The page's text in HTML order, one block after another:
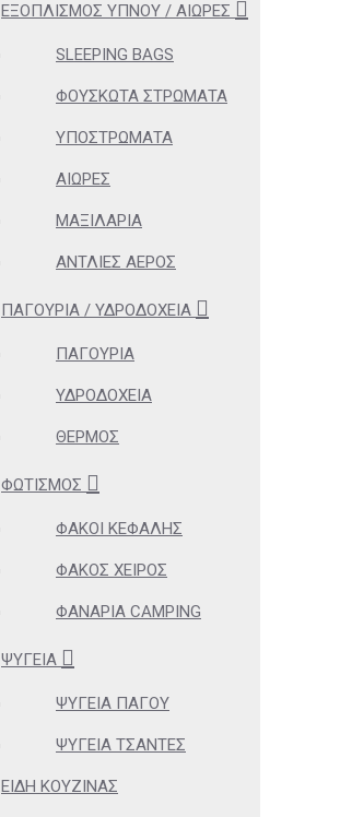
ΕΞΟΠΛΙΣΜΌΣ ΎΠΝΟΥ / ΑΙΏΡΕΣ
SLEEPING BAGS
ΦΟΥΣΚΩΤΆ ΣΤΡΏΜΑΤΑ
ΥΠΟΣΤΡΏΜΑΤΑ
ΑΙΏΡΕΣ
ΜΑΞΙΛΆΡΙΑ
ΑΝΤΛΊΕΣ ΑΈΡΟΣ
ΠΑΓΟΎΡΙΑ / ΥΔΡΟΔΟΧΕΊΑ
ΠΑΓΟΎΡΙΑ
ΥΔΡΟΔΟΧΕΊΑ
ΘΕΡΜΌΣ
ΦΩΤΙΣΜΌΣ
ΦΑΚΟΊ ΚΕΦΑΛΉΣ
ΦΑΚΌΣ ΧΕΙΡΌΣ
ΦΑΝΆΡΙΑ CAMPING
ΨΥΓΕΊΑ
ΨΥΓΕΊΑ ΠΆΓΟΥ
ΨΥΓΕΊΑ ΤΣΆΝΤΕΣ
ΕΊΔΗ ΚΟΥΖΊΝΑΣ